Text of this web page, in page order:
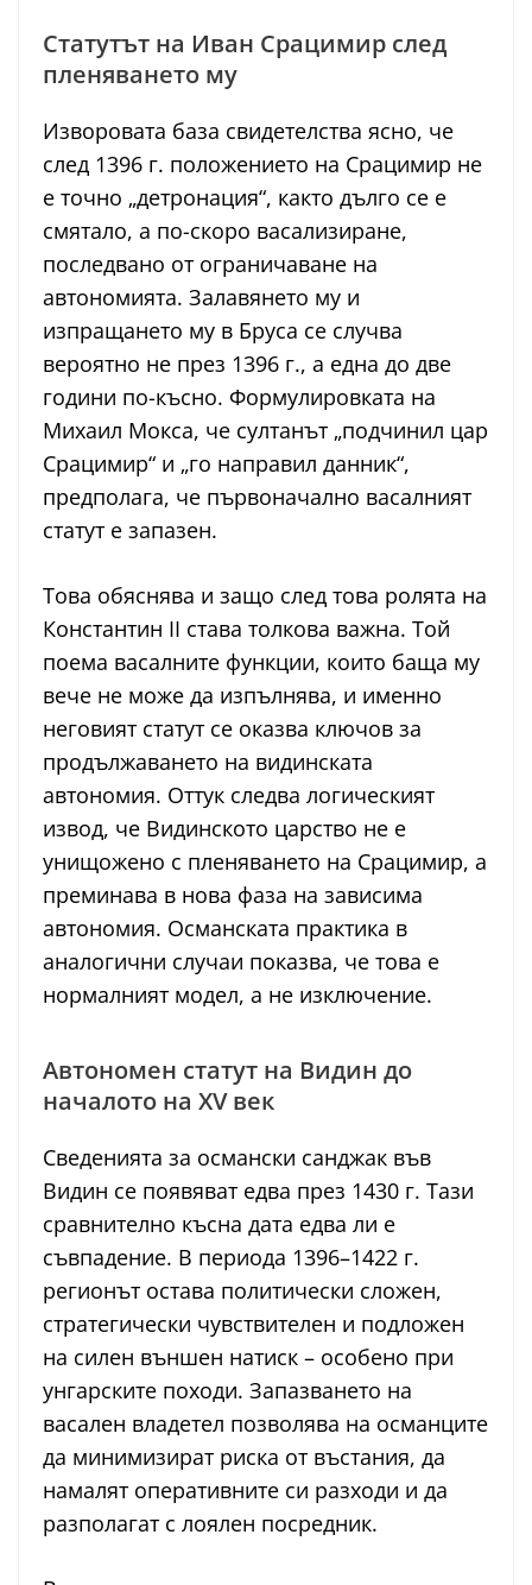
Статутът на Иван Срацимир след
пленяването му
Изворовата база свидетелства ясно, че
след 1396 г. положението на Срацимир не
е точно „детронация“, както дълго се е
смятало, а по-скоро васализиране,
последвано от ограничаване на
автономията. Залавянето му и
изпращането му в Бруса се случва
вероятно не през 1396 г., а една до две
години по-късно. Формулировката на
Михаил Мокса, че султанът „подчинил цар
Срацимир“ и „го направил данник“,
предполага, че първоначално васалният
статут е запазен.
Това обяснява и защо след това ролята на
Константин II става толкова важна. Той
поема васалните функции, които баща му
вече не може да изпълнява, и именно
неговият статут се оказва ключов за
продължаването на видинската
автономия. Оттук следва логическият
извод, че Видинското царство не е
унищожено с пленяването на Срацимир, а
преминава в нова фаза на зависима
автономия. Османската практика в
аналогични случаи показва, че това е
нормалният модел, а не изключение.
Автономен статут на Видин до
началото на XV век
Сведенията за османски санджак във
Видин се появяват едва през 1430 г. Тази
сравнително късна дата едва ли е
съвпадение. В периода 1396–1422 г.
регионът остава политически сложен,
стратегически чувствителен и подложен
на силен външен натиск – особено при
унгарските походи. Запазването на
васален владетел позволява на османците
да минимизират риска от въстания, да
намалят оперативните си разходи и да
разполагат с лоялен посредник.